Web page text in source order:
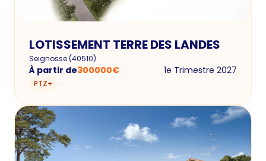
LOTISSEMENT TERRE DES LANDES
Seignosse(40510)
À partir de300000€ 1e Trimestre 2027
PTZ+